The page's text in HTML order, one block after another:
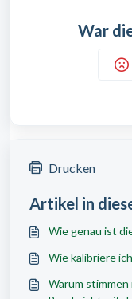
War
Drucken
Artikel in
Wie genau ist
Wie kalibriere
Warum